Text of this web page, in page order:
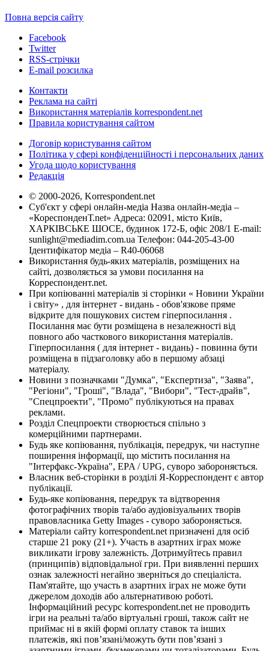
Повна версія сайту
Facebook
Twitter
RSS-стрічки
E-mail розсилка
Контакти
Реклама на сайті
Використання матеріалів korrespondent.net
Правила користування сайтом
Договір користування сайтом
Політика у сфері конфіденційності і персональних даних
Угода щодо користування
Редакція
© 2000-2026, Korrespondent.net
Суб'єкт у сфері онлайн-медіа Назва онлайн-медіа –
«КореспонденТ.net» Адреса: 02091, місто Київ,
ХАРКІВСЬКЕ ШОСЕ, будинок 172-Б, офіс 208/1 E-mail:
sunlight@mediadim.com.ua Телефон: 044-205-43-00
Ідентифікатор медіа – R40-06068
Використання будь-яких матеріалів, розміщених на
сайті, дозволяється за умови посилання на
Корреспондент.net.
При копіюванні матеріалів зі сторінки « Новини України
і світу» , для інтернет - видань - обов'язкове пряме
відкрите для пошукових систем гіперпосилання .
Посилання має бути розміщена в незалежності від
повного або часткового використання матеріалів.
Гіперпосилання ( для інтернет - видань) - повинна бути
розміщена в підзаголовку або в першому абзаці
матеріалу.
Новини з позначками "Думка", "Експертиза", "Заява",
"Регіони", "Гроші", "Влада", "Вибори", "Тест-драйв",
"Спецпроекти", "Промо" публікуються на правах
реклами.
Розділ Спецпроекти створюється спільно з
комерційними партнерами.
Будь яке копіювання, публікація, передрук, чи наступне
поширення інформації, що містить посилання на
"Інтерфакс-Україна", EPA / UPG, суворо забороняється.
Власник веб-сторінки в розділі Я-Корреспондент є автор
публікації.
Будь-яке копіювання, передрук та відтворення
фотографічних творів та/або аудіовізуальних творів
правовласника Getty Images - суворо забороняється.
Матеріали сайту korrespondent.net призначені для осіб
старше 21 року (21+). Участь в азартних іграх може
викликати ігрову залежність. Дотримуйтесь правил
(принципів) відповідальної гри. При виявленні перших
ознак залежності негайно зверніться до спеціаліста.
Пам'ятайте, що участь в азартних іграх не може бути
джерелом доходів або альтернативою роботі.
Інформаційний ресурс korrespondent.net не проводить
ігри на реальні та/або віртуальні гроші, також сайт не
приймає ні в якій формі оплату ставок та інших
платежів, які пов’язані/можуть бути пов’язані з